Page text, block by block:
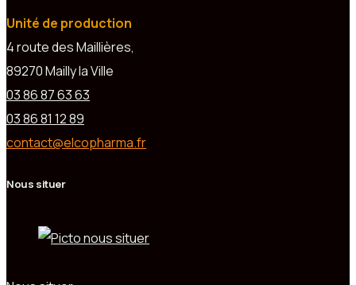
Unité de production
4 route des Maillières,
89270 Mailly la Ville
03 86 87 63 63
03 86 81 12 89
contact@elcopharma.fr
Nous situer